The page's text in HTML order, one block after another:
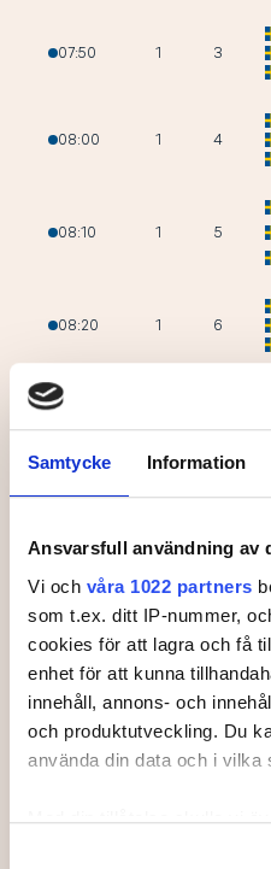
Samtycke Information
Ansvarsfull användning av
Vi och våra 1022 partners
som t.ex. ditt IP-nummer,
cookies för att lagra och få
enhet för att kunna
innehåll, annons- och
och produktutveckling. Du
använda din data och i vilka
Med din tillåtelse skulle vi
07:50 1 3
08:00 1 4
08:10 1 5
08:20 1 6
08:30
08:40 1 8
08:50 1 9
09:00 1 10
09:10 1 11